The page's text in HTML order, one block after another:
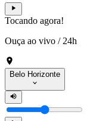
Tocando agora!
Ouça ao vivo / 24h
Belo Horizonte